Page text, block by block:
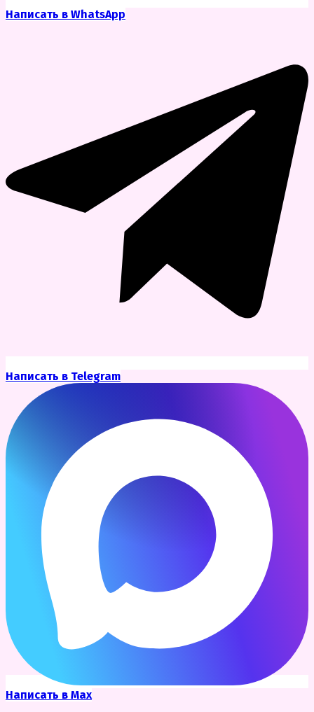
Написать в WhatsApp
Написать в Telegram
Написать в Max